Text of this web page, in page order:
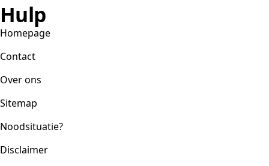
Hulp
Homepage
Contact
Over ons
Sitemap
Noodsituatie?
Disclaimer